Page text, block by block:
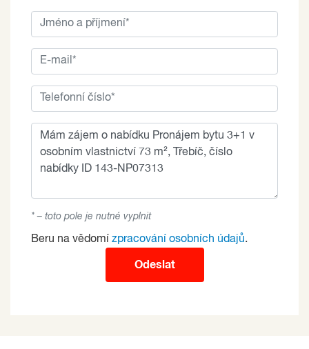
* – toto pole je nutné vyplnit
Beru na vědomí zpracování osobních údajů.
Odeslat